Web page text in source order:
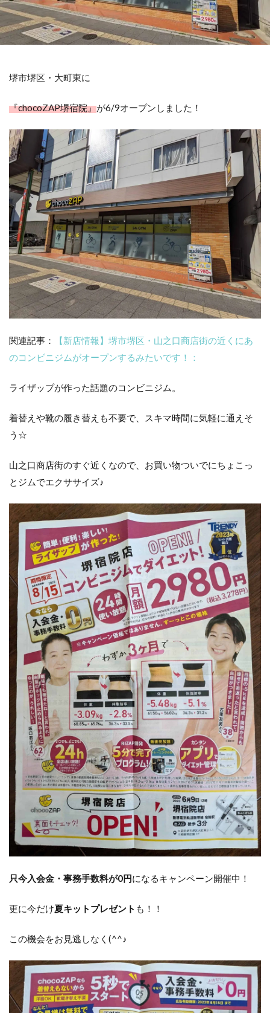
堺市堺区・大町東に
『chocoZAP堺宿院』が6/9オープンしました！
関連記事：
【新店情報】堺市堺区・山之口商店街の近くにあ
のコンビニジムがオープンするみたいです！：
ライザップが作った話題のコンビニジム。
着替えや靴の履き替えも不要で、スキマ時間に気軽に通えそ
う☆
山之口商店街のすぐ近くなので、お買い物ついでにちょこっ
とジムでエクササイズ♪
只今入会金・事務手数料が0円になるキャンペーン開催中！
更に今だけ夏キットプレゼント も！！
この機会をお見逃しなく(^^♪